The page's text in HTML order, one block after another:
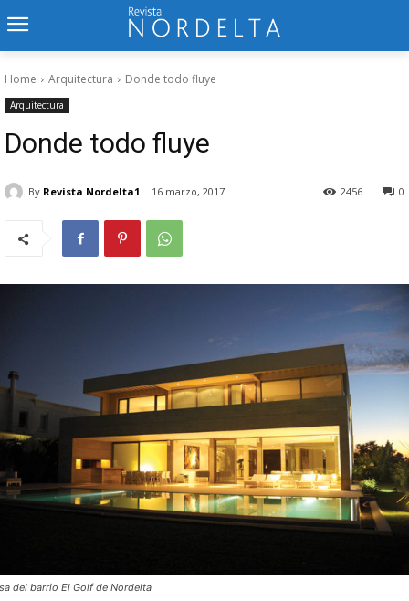
Home Arquitectura Donde todo fluye
Arquitectura
Donde todo fluye
By Revista Nordelta1 16 marzo, 2017 0
2456
del barrio El Golf de Nordelta